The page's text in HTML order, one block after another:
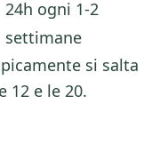
24h ogni 1-2
settimane
si salta
12 e le 20.